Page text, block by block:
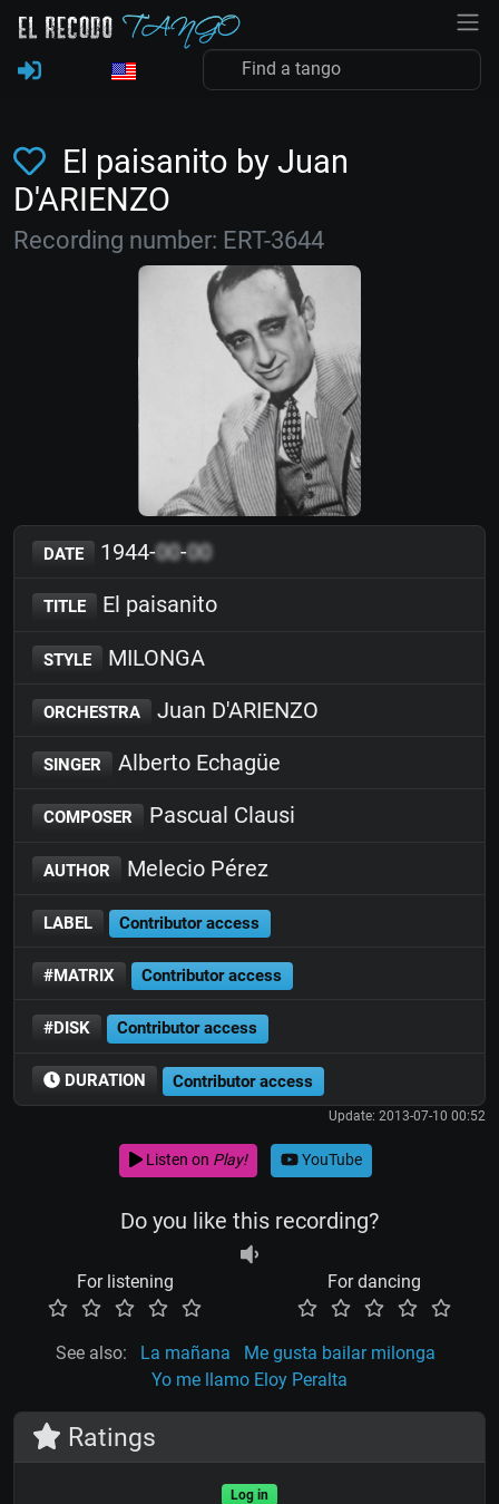
El paisanito by Juan
D'ARIENZO
Recording number: ERT-3644
DATE 1944-00-00
TITLE El paisanito
STYLE MILONGA
ORCHESTRA Juan D'ARIENZO
SINGER Alberto Echagüe
COMPOSER Pascual Clausi
AUTHOR Melecio Pérez
LABEL Contributor access
#MATRIX Contributor access
#DISK Contributor access
DURATION Contributor access
Update: 2013-07-10 00:52
Listen on Play! YouTube
Do you like this recording?
For listening For dancing
See also: La mañana
Me gusta bailar milonga
Yo me llamo Eloy Peralta
Ratings
Log in